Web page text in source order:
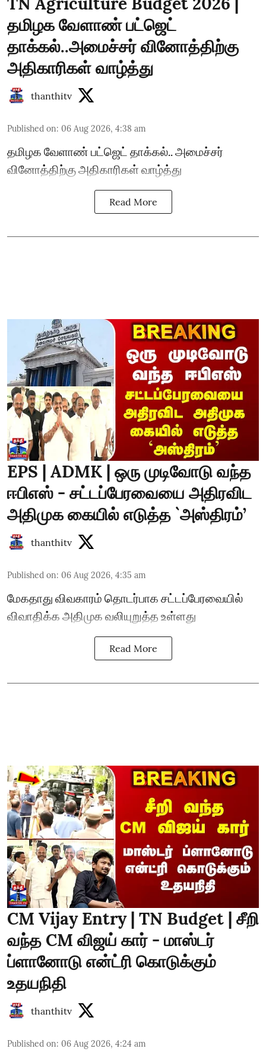
தமிழக வேளாண் பட்ஜெட்
தாக்கல்..அமைச்சர் வினோத்திற்கு
அதிகாரிகள் வாழ்த்து
thanthitv
Published on: 06 Aug 2026, 4:38 am
தமிழக வேளாண் பட்ஜெட் தாக்கல்.. அமைச்சர்
வினோத்திற்கு அதிகாரிகள் வாழ்த்து
Read More
EPS | ADMK | ஒரு முடிவோடு வந்த
ஈபிஎஸ் - சட்டப்பேரவையை அதிரவிட
அதிமுக கையில் எடுத்த `அஸ்திரம்’
thanthitv
Published on: 06 Aug 2026, 4:35 am
மேகதாது விவகாரம் தொடர்பாக சட்டப்பேரவையில்
விவாதிக்க அதிமுக வலியுறுத்த உள்ளது
Read More
CM Vijay Entry | TN Budget | சீறி
வந்த CM விஜய் கார் - மாஸ்டர்
ப்ளானோடு என்ட்ரி கொடுக்கும்
உதயநிதி
thanthitv
Published on: 06 Aug 2026, 4:24 am